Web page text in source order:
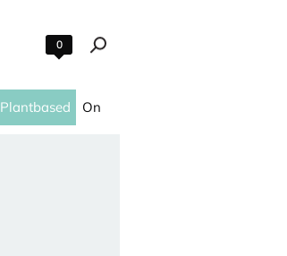
0
Plantbased On